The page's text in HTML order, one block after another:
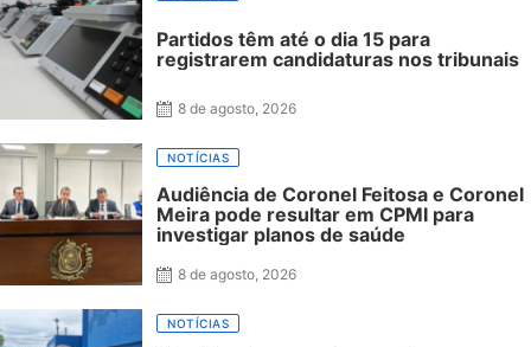
Partidos têm até o dia 15 para
registrarem candidaturas nos tribunais
8 de agosto, 2026
NOTÍCIAS
Audiência de Coronel Feitosa e Coronel
Meira pode resultar em CPMI para
investigar planos de saúde
8 de agosto, 2026
NOTÍCIAS